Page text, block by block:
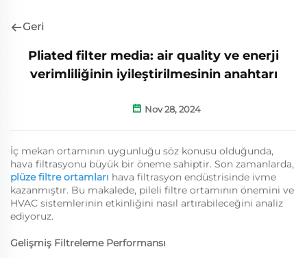
Geri
Pliated filter media: air quality ve enerji
verimliliğinin iyileştirilmesinin anahtarı
Nov 28, 2024
İç mekan ortamının uygunluğu söz konusu olduğunda,
hava filtrasyonu büyük bir öneme sahiptir. Son zamanlarda,
plüze filtre ortamları hava filtrasyon endüstrisinde ivme
kazanmıştır. Bu makalede, pileli filtre ortamının önemini ve
HVAC sistemlerinin etkinliğini nasıl artırabileceğini analiz
ediyoruz.
Gelişmiş Filtreleme Performansı